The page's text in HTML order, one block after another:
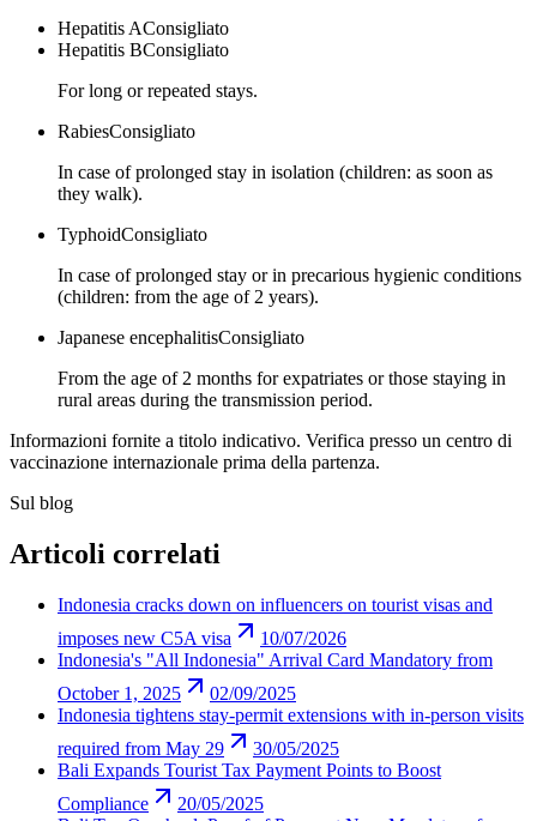
Hepatitis AConsigliato
Hepatitis BConsigliato
For long or repeated stays.
RabiesConsigliato
In case of prolonged stay in isolation (children: as soon as
they walk).
TyphoidConsigliato
In case of prolonged stay or in precarious hygienic conditions
(children: from the age of 2 years).
Japanese encephalitisConsigliato
From the age of 2 months for expatriates or those staying in
rural areas during the transmission period.
Informazioni fornite a titolo indicativo. Verifica presso un centro di
vaccinazione internazionale prima della partenza.
Sul blog
Articoli correlati
Indonesia cracks down on influencers on tourist visas and
imposes new C5A visa
10/07/2026
Indonesia's "All Indonesia" Arrival Card Mandatory from
October 1, 2025
02/09/2025
Indonesia tightens stay-permit extensions with in-person visits
required from May 29
30/05/2025
Bali Expands Tourist Tax Payment Points to Boost
Compliance
20/05/2025